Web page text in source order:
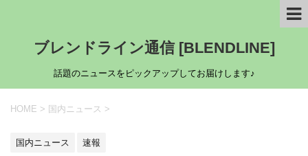
ブレンドライン通信 [BLENDLINE]
話題のニュースをピックアップしてお届けします♪
HOME > 国内ニュース >
国内ニュース 速報